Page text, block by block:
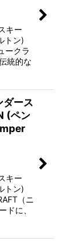
キー
トン)
ークラ
統的な
ース
(ペン
キー
トン)
（ニ
ドに、